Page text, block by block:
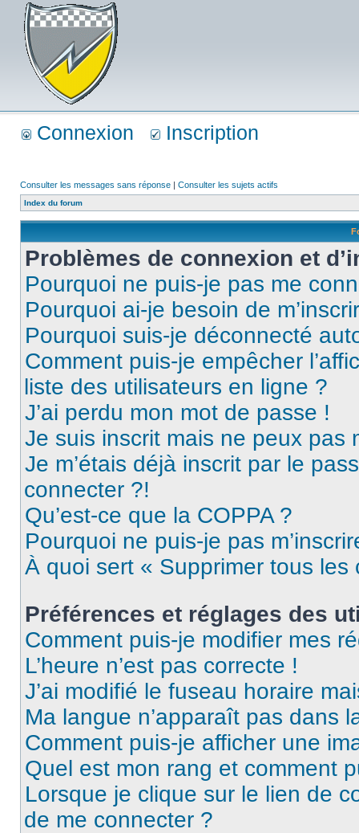
Connexion Inscription
Consulter les messages sans réponse | Consulter les sujets actifs
Index du forum
Problèmes de connexion et
Pourquoi ne puis-je pas me
Pourquoi ai-je besoin de
Pourquoi suis-je déconnecté
Comment puis-je empêcher
liste des utilisateurs en ligne ?
J’ai perdu mon mot de passe !
Je suis inscrit mais ne peux pas
Je m’étais déjà inscrit par le
connecter ?!
Qu’est-ce que la COPPA ?
Pourquoi ne puis-je pas
À quoi sert « Supprimer tous les
Préférences et réglages des
Comment puis-je modifier mes
L’heure n’est pas correcte !
J’ai modifié le fuseau horaire
Ma langue n’apparaît pas dans
Comment puis-je afficher une
Quel est mon rang et comment
Lorsque je clique sur le lien de
de me connecter ?